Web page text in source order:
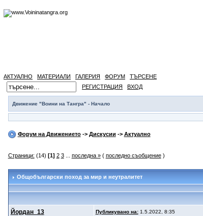
АКТУАЛНО МАТЕРИАЛИ ГАЛЕРИЯ ФОРУМ
ТЪРСЕНЕ
РЕГИСТРАЦИЯ
ВХОД
Движение "Воини на Тангра" - Начало
Форум на Движението-> Дискусии -> Актуално
Страници: (14) [1] 2 3... последна »( последно съобщение)
Общобългарски поход за мир и неутралитет
Йордан_13 Публикувано на:1.5.2022, 8:35